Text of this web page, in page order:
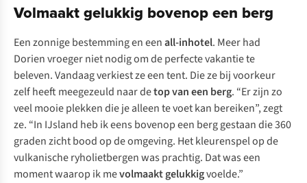
Volmaakt gelukkig bovenop een berg
Een zonnige bestemming en eenall-inhotel. Meer had
Dorien vroeger niet nodig om de perfecte vakantie te
beleven. Vandaag verkiest ze een tent. Die ze bij voorkeur
zelf heeft meegezeuld naar detop van een berg. “Er zijn zo
veel mooie plekken die je alleen te voet kan bereiken”, zegt
ze. “In IJsland heb ik eens bovenop een berg gestaan die 360
graden zicht bood op de omgeving. Het kleurenspel op de
vulkanische ryholietbergen was prachtig. Dat was een
moment waarop ik mevolmaakt gelukkigvoelde.”